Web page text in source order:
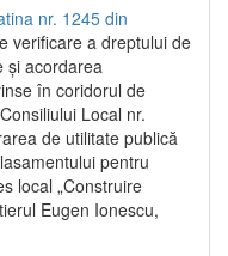
nr. 1245 din
verificare a dreptului de
și acordarea
în coridorul de
Local nr.
de utilitate publică
pentru
local „Construire
Eugen Ionescu,